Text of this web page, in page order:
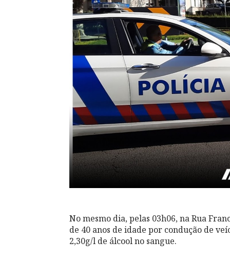
No mesmo dia, pelas 03h06, na Rua
de 40 anos de idade por condução de
2,30g/l de álcool no sangue.